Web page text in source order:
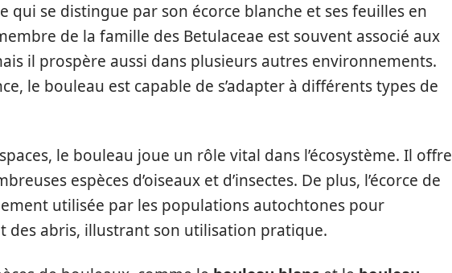
qui se distingue par son écorce blanche et ses feuilles en
de la famille des Betulaceae est souvent associé aux
il prospère aussi dans plusieurs autres environnements.
le bouleau est capable de s’adapter à différents types de
le bouleau joue un rôle vital dans l’écosystème. Il offre
espèces d’oiseaux et d’insectes. De plus, l’écorce de
utilisée par les populations autochtones pour
des abris, illustrant son utilisation pratique.